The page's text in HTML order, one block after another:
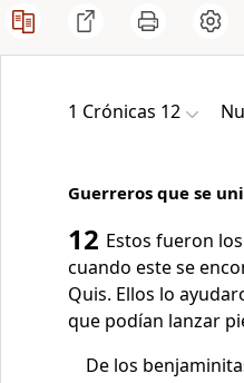
1 Crónicas 12
Guerreros que se
12 Estos fueron
cuando este se
Quis. Ellos lo
que podían lanzar
De los